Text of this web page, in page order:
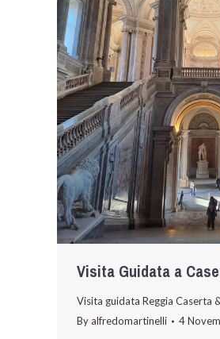
Visita Guidata a
Visita guidata Reggia Caserta
Byalfredomartinelli 4